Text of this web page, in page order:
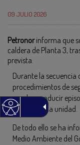
09 JULIO 2026
Petronorinforma que
caldera de Planta 3,
prevista.
Durante la secuencia
procedimientos de
pueden producir
entorno de la unidad.
De todo ello se ha
Medio Ambiente del